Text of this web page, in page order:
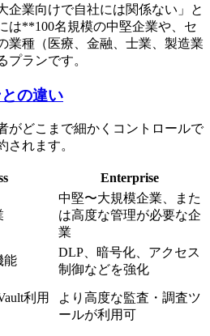
企業向けで自社には関係ない」と
は**100名規模の中堅企業や、セ
業種（医療、金融、士業、製造業
ランです。
の違い
がどこまで細かくコントロールで
されます。
Enterprise
中堅〜大規模企業、また
は高度な管理が必要な企
業
能
DLP、暗号化、アクセス
制御などを強化
利用
より高度な監査・調査ツ
ールが利用可